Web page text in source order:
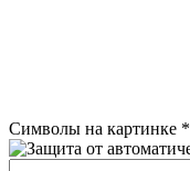
Символы на картинке *